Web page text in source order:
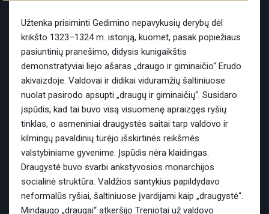
Užtenka prisiminti Gedimino nepavykusių derybų dėl
krikšto 1323–1324 m. istoriją, kuomet, pasak popiežiaus
pasiuntinių pranešimo, didysis kunigaikštis
demonstratyviai liejo ašaras „draugo ir giminaičio“ Erudo
akivaizdoje. Valdovai ir didikai viduramžių šaltiniuose
nuolat pasirodo apsupti „draugų ir giminaičių“. Susidaro
įspūdis, kad tai buvo visą visuomenę apraizgęs ryšių
tinklas, o asmeniniai draugystės saitai tarp valdovo ir
kilmingų pavaldinių turėjo išskirtinės reikšmės
valstybiniame gyvenime. Įspūdis nėra klaidingas.
Draugystė buvo svarbi ankstyvosios monarchijos
socialinė struktūra. Valdžios santykius papildydavo
neformalūs ryšiai, šaltiniuose įvardijami kaip „draugystė“.
Mindaugo „draugai“ atkeršijo Treniotai už valdovo